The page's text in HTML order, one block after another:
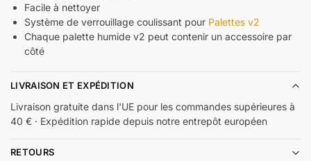
Facile à nettoyer
Système de verrouillage coulissant pour Palettes v2
Chaque palette humide v2 peut contenir un accessoire par
côté
LIVRAISON ET EXPÉDITION
Livraison gratuite dans l'UE pour les commandes supérieures à
40 € · Expédition rapide depuis notre entrepôt européen
RETOURS